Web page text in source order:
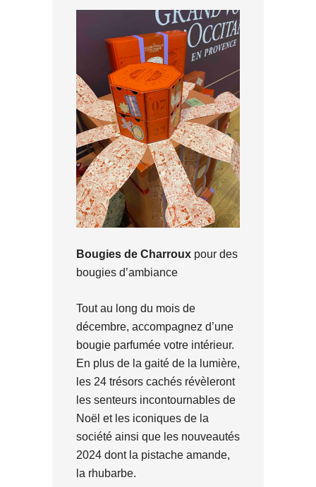
Bougies de Charroux pour des
bougies d’ambiance
Tout au long du mois de
décembre, accompagnez d’une
bougie parfumée votre intérieur.
En plus de la gaité de la lumière,
les 24 trésors cachés révèleront
les senteurs incontournables de
Noël et les iconiques de la
société ainsi que les nouveautés
2024 dont la pistache amande,
la rhubarbe.